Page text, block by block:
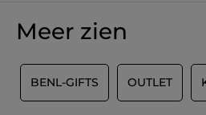
Geen
REVIEW
Meer zien
BENL-GIFTS OUTLET